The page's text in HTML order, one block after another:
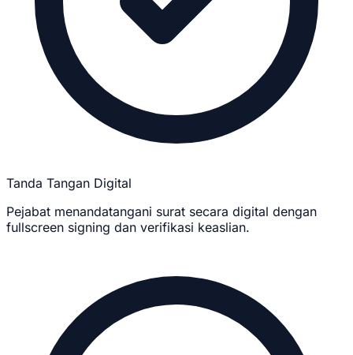
Tanda Tangan Digital
Pejabat menandatangani surat secara digital dengan
fullscreen signing dan verifikasi keaslian.